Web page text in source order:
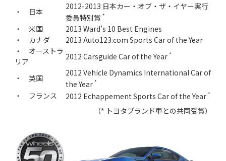
・ 日本
2012-2013 日本カー・オブ・ザ・イヤー実行
委員特別賞 *
・ 米国
2013 Ward’s 10 Best Engines
・ カナダ
2013 Auto123.com Sports Car of the Year
・ オーストラ
リア
2012 Carsguide Car of the Year *
・ 英国
2012 Vehicle Dynamics International Car of
the Year *
・ フランス 2012 Echappement Sports Car of the Year *
（* トヨタブランド車との共同受賞）